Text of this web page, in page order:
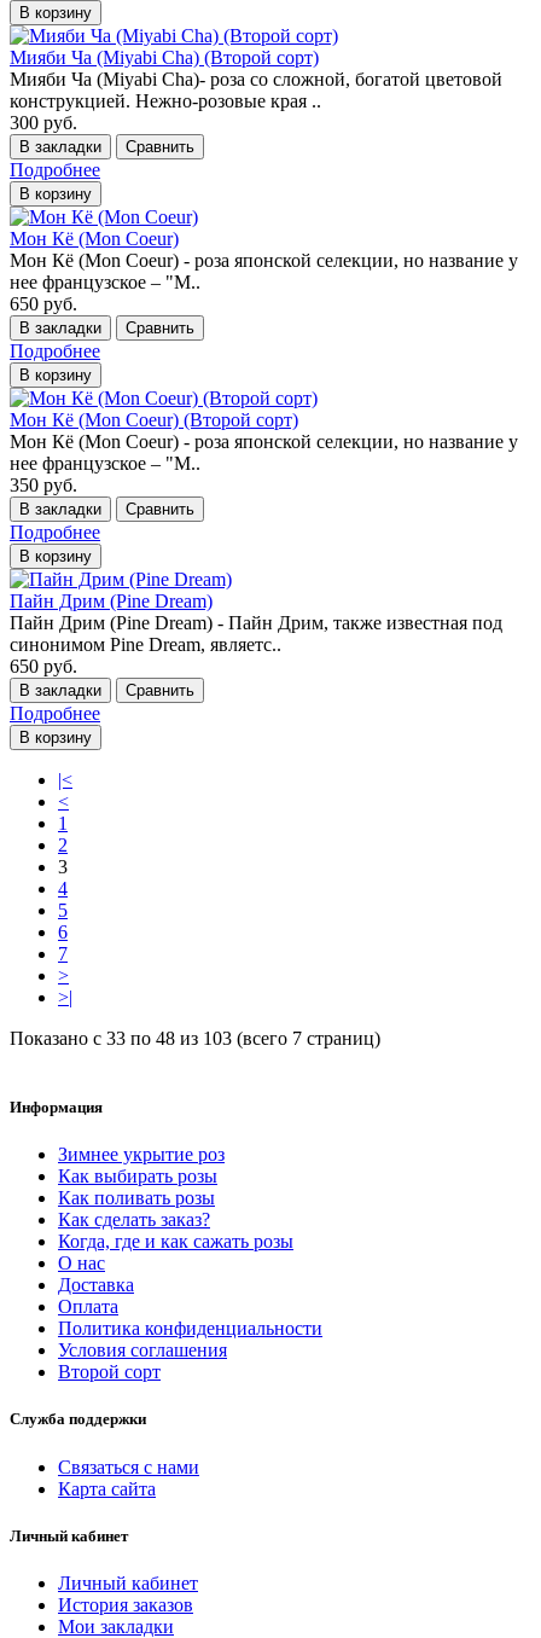
В корзину
Мияби Ча (Miyabi Cha) (Второй сорт)
Мияби Ча (Miyabi Cha)- роза со сложной, богатой цветовой
конструкцией. Нежно-розовые края ..
300 руб.
В закладки Сравнить
Подробнее
В корзину
Мон Кё (Mon Coeur)
Мон Кё (Mon Coeur) - роза японской селекции, но название у
нее французское – "М..
650 руб.
В закладки Сравнить
Подробнее
В корзину
Мон Кё (Mon Coeur) (Второй сорт)
Мон Кё (Mon Coeur) - роза японской селекции, но название у
нее французское – "М..
350 руб.
В закладки Сравнить
Подробнее
В корзину
Пайн Дрим (Pine Dream)
Пайн Дрим (Pine Dream) - Пайн Дрим, также известная под
синонимом Pine Dream, являетс..
650 руб.
В закладки Сравнить
Подробнее
В корзину
|<
<
1
2
3
4
5
6
7
>
>|
Показано с 33 по 48 из 103 (всего 7 страниц)
Информация
Зимнее укрытие роз
Как выбирать розы
Как поливать розы
Как сделать заказ?
Когда, где и как сажать розы
О нас
Доставка
Оплата
Политика конфиденциальности
Условия соглашения
Второй сорт
Служба поддержки
Связаться с нами
Карта сайта
Личный кабинет
Личный кабинет
История заказов
Мои закладки